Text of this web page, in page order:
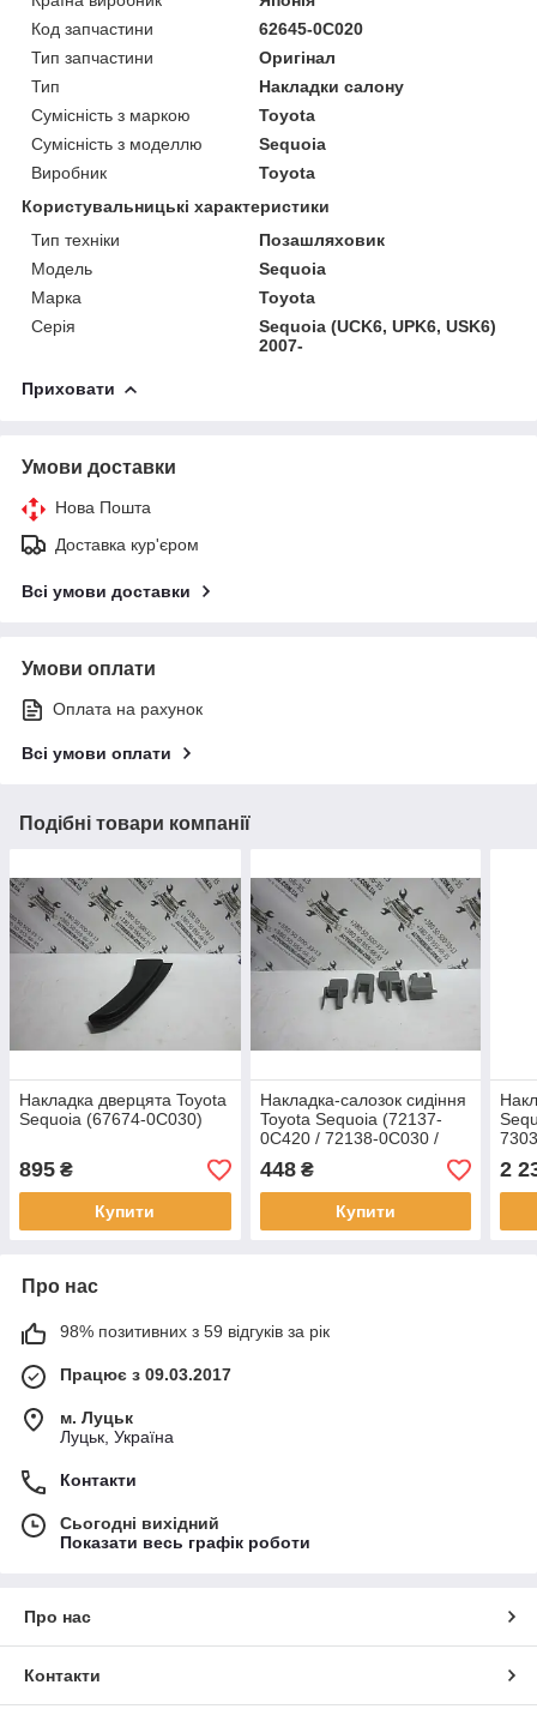
Код запчастини
62645-0C020
Тип запчастини
Оригінал
Тип
Накладки салону
Сумісність з маркою
Toyota
Сумісність з моделлю
Sequoia
Виробник
Toyota
Користувальницькі характеристики
Тип техніки
Позашляховик
Модель
Sequoia
Марка
Toyota
Серія
Sequoia (UCK6, UPK6, USK6)
2007-
Приховати
Умови доставки
Нова Пошта
Доставка кур'єром
Всі умови доставки
Умови оплати
Оплата на рахунок
Всі умови оплати
Подібні товари компанії
Накладка дверцята Toyota
Sequoia (67674-0C030)
895 ₴
Купити
Накладка-салозок сидіння
Toyota Sequoia (72137-
0C420 / 72138-0C030 /
72138-0C040 / 72137-
0C430)
448₴
Купити
2
Про нас
98% позитивних з 59 відгуків за рік
Працює з 09.03.2017
м. Луцьк
Луцьк, Україна
Контакти
Сьогодні вихідний
Показати весь графік роботи
Про нас
Контакти